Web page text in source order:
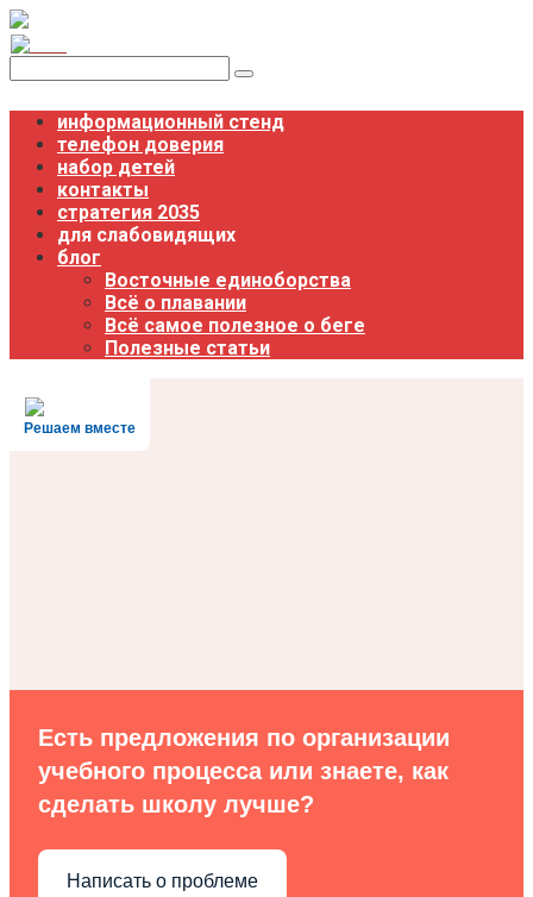
Перейти
к
контенту
информационный стенд
телефон доверия
набор детей
контакты
стратегия 2035
для слабовидящих
блог
Восточные единоборства
Всё о плавании
Всё самое полезное о беге
Полезные статьи
Решаем вместе
Есть предложения по организации
учебного процесса или знаете, как
сделать школу лучше?
Написать о проблеме